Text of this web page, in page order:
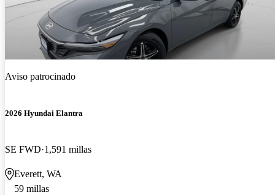
Aviso patrocinado
2026 Hyundai Elantra
SE FWD 1,591 millas
Everett, WA
59 millas